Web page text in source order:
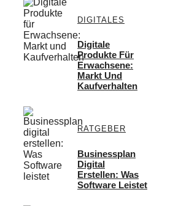
DIGITALES
Digitale
Produkte Für
Erwachsene:
Markt Und
Kaufverhalten
RATGEBER
Businessplan
Digital
Erstellen: Was
Software Leistet